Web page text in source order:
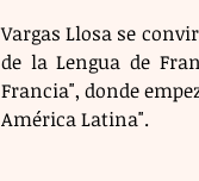
Vargas Llosa se
de la Lengua de
Francia", donde
América Latina".